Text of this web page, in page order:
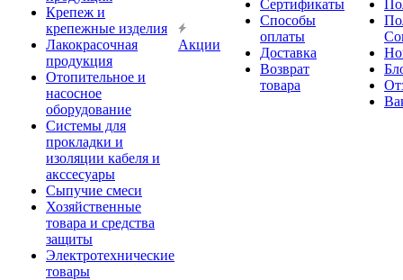
Крепеж и
крепежные изделия
Лакокрасочная
продукция
Отопительное и
насосное
оборудование
Системы для
прокладки и
изоляции кабеля и
акссесуары
Сыпучие смеси
Хозяйственные
товара и средства
защиты
Электротехнические
товары
Акции
Сертификаты
Способы
оплаты
Доставка
Возврат
товара